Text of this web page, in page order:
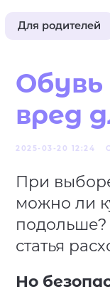
Для родителей
вред
2025-03-20 12:24
При
можно ли
подольше?
статья
Но